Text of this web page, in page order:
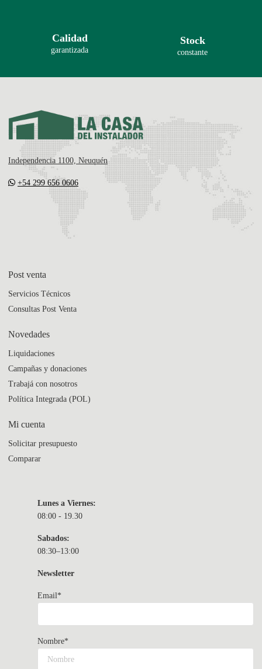
Calidad
garantizada
Stock
constante
Independencia 1100, Neuquén
+54 299 656 0606
Post venta
Servicios Técnicos
Consultas Post Venta
Novedades
Liquidaciones
Campañas y donaciones
Trabajá con nosotros
Política Integrada (POL)
Mi cuenta
Solicitar presupuesto
Comparar
Lunes a Viernes:
08:00 - 19.30
Sabados:
08:30–13:00
Newsletter
Email*
Nombre*